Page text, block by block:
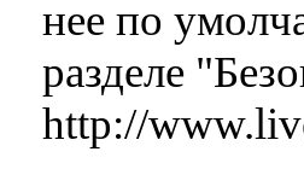
нее по
разделе
http://